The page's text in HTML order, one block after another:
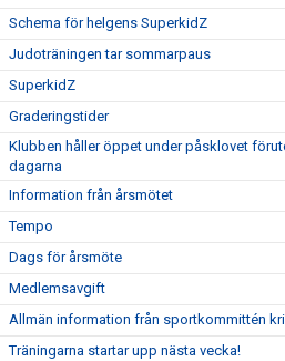
Schema för helgens SuperkidZ
Judoträningen tar sommarpaus
SuperkidZ
Graderingstider
Klubben håller öppet under påsklovet
dagarna
Information från årsmötet
Tempo
Dags för årsmöte
Medlemsavgift
Allmän information från sportkommittén
Träningarna startar upp nästa vecka!